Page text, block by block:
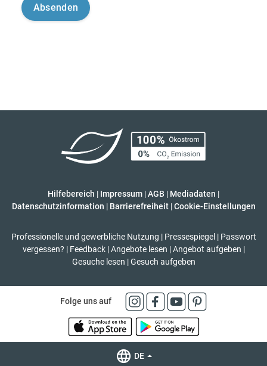
Hilfebereich | Impressum |AGB | Mediadaten |
Datenschutzinformation | Barrierefreiheit | Cookie-Einstellungen
Professionelle und gewerbliche Nutzung | Pressespiegel | Passwort
vergessen? | Feedback | Angebote lesen | Angebot aufgeben |
Gesuche lesen | Gesuch aufgeben
Folge uns auf
DE